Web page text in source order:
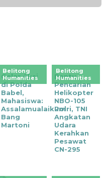
Belitong
Humanities
Gelar Aksi
di Polda
Babel,
Mahasiswa:
Assalamualaikum
Bang
Martoni
Belitong
Humanities
Bantu
Pencarian
Helikopter
NBO-105
Polri, TNI
Angkatan
Udara
Kerahkan
Pesawat
CN-295